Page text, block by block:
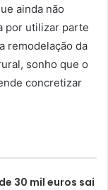
ainda não
por utilizar parte
remodelação da
sonho que o
concretizar
30 mil euros sai